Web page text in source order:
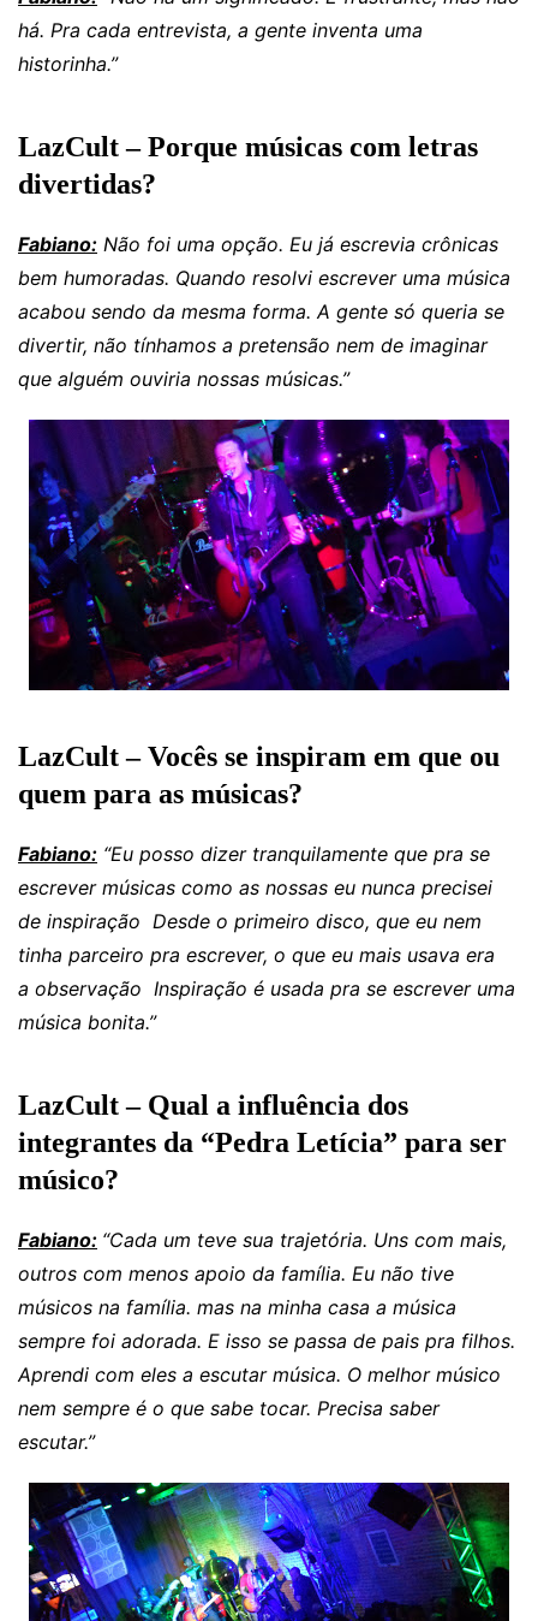
há. Pra cada entrevista, a gente inventa uma
historinha.”
LazCult – Porque músicas com letras
divertidas?
Fabiano: Não foi uma opção. Eu já escrevia crônicas
bem humoradas. Quando resolvi escrever uma música
acabou sendo da mesma forma. A gente só queria se
divertir, não tínhamos a pretensão nem de imaginar
que alguém ouviria nossas músicas.”
LazCult – Vocês se inspiram em que ou
quem para as músicas?
Fabiano: “Eu posso dizer tranquilamente que pra se
escrever músicas como as nossas eu nunca precisei
de inspiração Desde o primeiro disco, que eu nem
tinha parceiro pra escrever, o que eu mais usava era
a observação Inspiração é usada pra se escrever uma
música bonita.”
LazCult – Qual a influência dos
integrantes da “Pedra Letícia” para ser
músico?
Fabiano: “Cada um teve sua trajetória. Uns com mais,
outros com menos apoio da família. Eu não tive
músicos na família. mas na minha casa a música
sempre foi adorada. E isso se passa de pais pra filhos.
Aprendi com eles a escutar música. O melhor músico
nem sempre é o que sabe tocar. Precisa saber
escutar.”